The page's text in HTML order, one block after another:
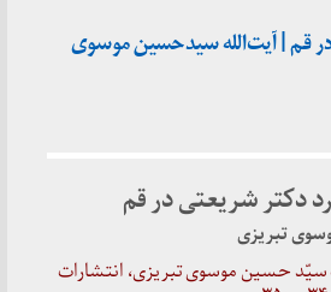
قم | آیت‌الله سیدحسین موسوی
دکتر شریعتی در قم
تبریزی
سیّد حسین موسوی تبریزی، انتشارات